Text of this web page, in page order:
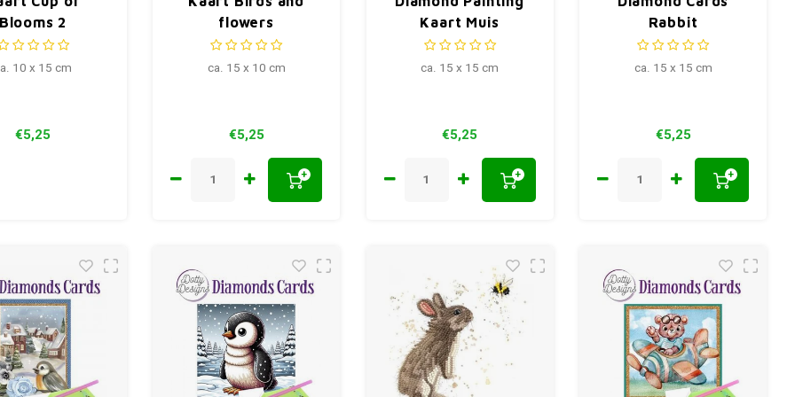
2
10 x 15 cm
€5,25
flowers
ca. 15 x 10 cm
€5,25
+
Kaart Muis
ca. 15 x 15 cm
€5,25
+
Rabbit
ca. 15 x 15 cm
€5,25
+